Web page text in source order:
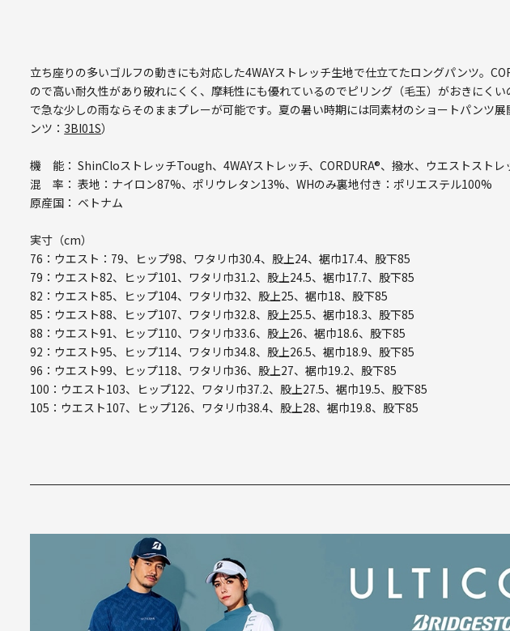
立ち座りの多いゴルフの動きにも対応した4WAYストレッチ生地で仕立てたロングパンツ。
ので高い耐久性があり破れにくく、摩耗性にも優れているのでピリング（毛玉）がおきにく
で急な少しの雨ならそのままプレーが可能です。夏の暑い時期には同素材のショートパンツ
ンツ： 3BI01S）
機 能： ShinCloストレッチTough、4WAYストレッチ、CORDURA®、撥水、ウエストストレ
混 率： 表地：ナイロン87%、ポリウレタン13%、WHのみ裏地付き：ポリエステル100%
原産国： ベトナム
実寸（cm）
76：ウエスト：79、ヒップ98、ワタリ巾30.4、股上24、裾巾17.4、股下85
79：ウエスト82、ヒップ101、ワタリ巾31.2、股上24.5、裾巾17.7、股下85
82：ウエスト85、ヒップ104、ワタリ巾32、股上25、裾巾18、股下85
85：ウエスト88、ヒップ107、ワタリ巾32.8、股上25.5、裾巾18.3、股下85
88：ウエスト91、ヒップ110、ワタリ巾33.6、股上26、裾巾18.6、股下85
92：ウエスト95、ヒップ114、ワタリ巾34.8、股上26.5、裾巾18.9、股下85
96：ウエスト99、ヒップ118、ワタリ巾36、股上27、裾巾19.2、股下85
100：ウエスト103、ヒップ122、ワタリ巾37.2、股上27.5、裾巾19.5、股下85
105：ウエスト107、ヒップ126、ワタリ巾38.4、股上28、裾巾19.8、股下85